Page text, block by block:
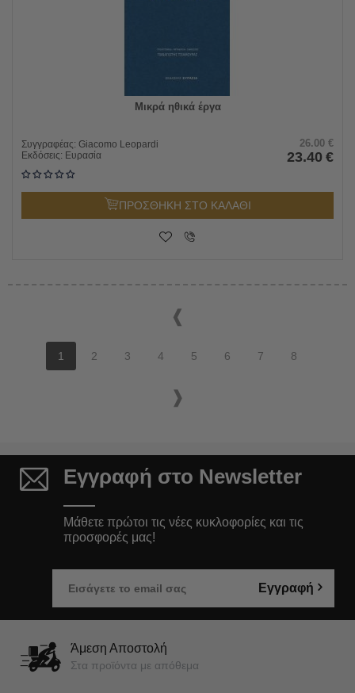
Μικρά ηθικά έργα
Συγγραφέας: Giacomo Leopardi
Εκδόσεις: Ευρασία
26.00 €
23.40 €
ΠΡΟΣΘΗΚΗ ΣΤΟ ΚΑΛΑΘΙ
1 2 3 4 5 6 7 8
Εγγραφή στο Newsletter
Μάθετε πρώτοι τις νέες κυκλοφορίες και τις
προσφορές μας!
Εγγραφή
Άμεση Αποστολή
Στα προϊόντα με απόθεμα